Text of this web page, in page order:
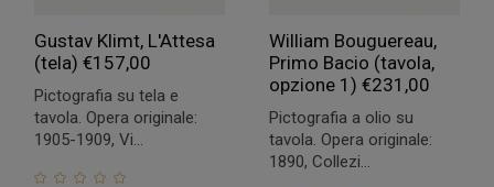
Gustav Klimt, L'Attesa
(tela)€157,00
Pictografia su tela e
tavola. Opera originale:
1905-1909, Vi...
William Bouguereau,
Primo Bacio (tavola,
opzione 1) €231,00
Pictografia a olio su
tavola. Opera originale:
1890, Collezi...